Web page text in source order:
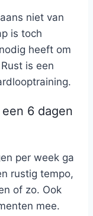
niet van
is toch
heeft om
is een
6 dagen
per week ga
rustig tempo,
of zo. Ook
mee.